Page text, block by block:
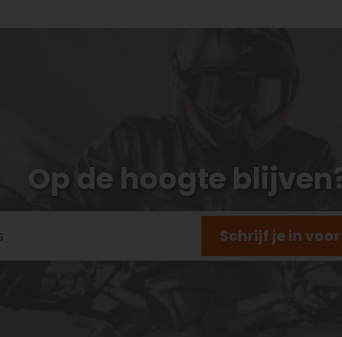
Op de hoogte
Schrijf je in